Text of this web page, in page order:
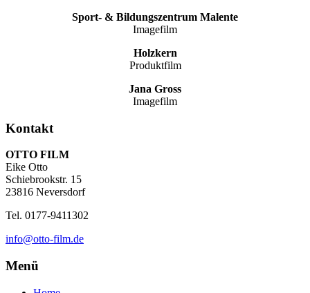
Sport- & Bildungszentrum Malente
Imagefilm
Holzkern
Produktfilm
Jana Gross
Imagefilm
Kontakt
OTTO FILM
Eike Otto
Schiebrookstr. 15
23816 Neversdorf
Tel. 0177-9411302
info@otto-film.de
Menü